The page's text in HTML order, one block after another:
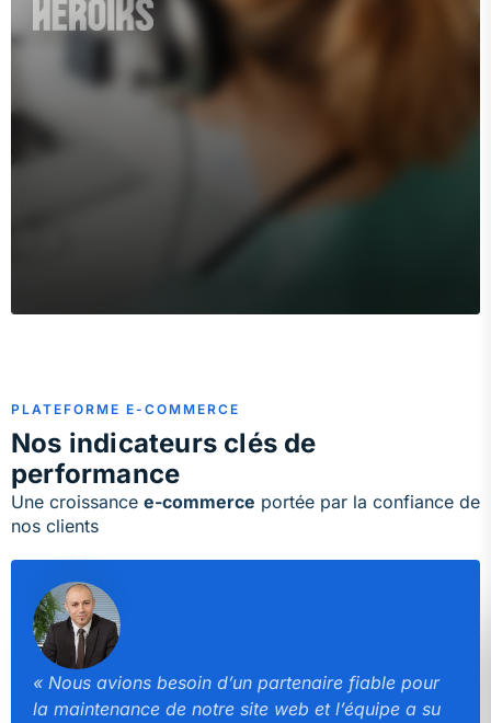
PLATEFORME E-COMMERCE
Nos indicateurs clés de
performance
Une croissance e-commerce portée par la confiance de
nos clients
« Nous avions besoin d’un partenaire fiable pour
la maintenance de notre site web et l’équipe a su